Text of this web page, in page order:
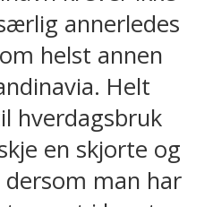
annerledes
helst annen
Helt
hverdagsbruk
en skjorte og
man har